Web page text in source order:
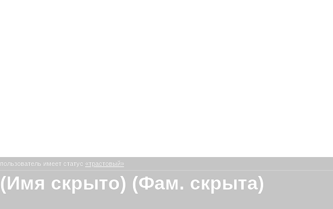
пользователь имеет статус «трастовый»
(Имя скрыто) (Фам. скрыта)